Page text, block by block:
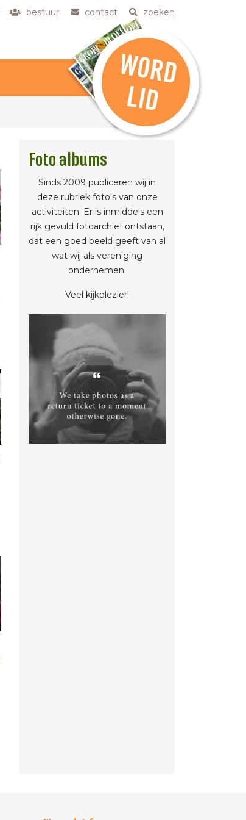
bestuur contact zoeken
W
O
R
D
L
ID
Foto albums
Sinds 2009 publiceren wij in
deze rubriek foto's van onze
activiteiten. Er is inmiddels een
rijk gevuld fotoarchief ontstaan,
dat een goed beeld geeft van al
wat wij als vereniging
ondernemen.
Veel kijkplezier!